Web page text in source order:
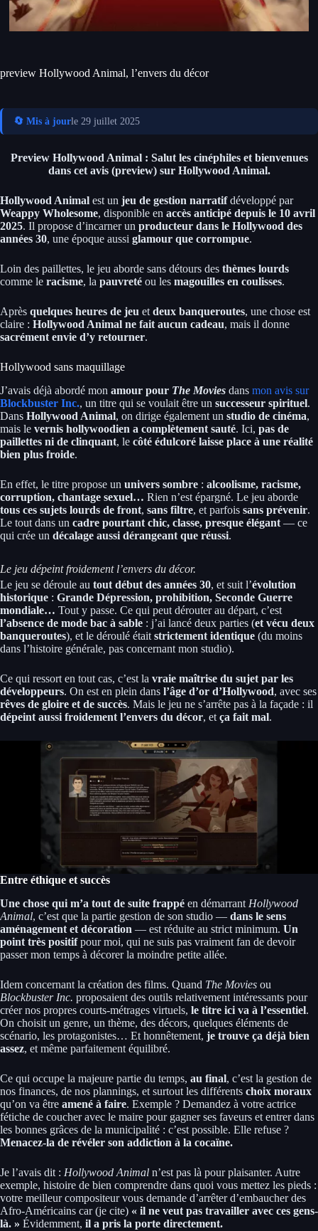
preview Hollywood Animal, l’envers du décor
🔄 Mis à jourle 29 juillet 2025
Preview Hollywood Animal : Salut les cinéphiles et bienvenues
dans cet avis (preview) sur Hollywood Animal.
Hollywood Animal est un jeu de gestion narratifdéveloppé par
Weappy Wholesome, disponible en accès anticipé depuis le 10 avril
2025. Il propose d’incarner un producteur dans le Hollywood des
années 30, une époque aussi glamour que corrompue.
Loin des paillettes, le jeu aborde sans détours des thèmes lourds
comme le racisme, la pauvreté ou les magouilles en coulisses.
Après quelques heures de jeu et deux banqueroutes, une chose est
claire : Hollywood Animal ne fait aucun cadeau, mais il donne
sacrément envie d’y retourner.
Hollywood sans maquillage
J’avais déjà abordé mon amour pour The Movies dans mon avis sur
Blockbuster Inc., un titre qui se voulait être un successeur spirituel.
Dans Hollywood Animal, on dirige également un studio de cinéma,
mais le vernis hollywoodien a complètement sauté. Ici, pas de
paillettes ni de clinquant, le côté édulcoré laisse place à une réalité
bien plus froide.
En effet, le titre propose un univers sombre : alcoolisme, racisme,
corruption, chantage sexuel… Rien n’est épargné. Le jeu aborde
tous ces sujets lourds de front, sans filtre, et parfois sans prévenir.
Le tout dans un cadre pourtant chic, classe, presque élégant — ce
qui crée un décalage aussi dérangeant que réussi.
Le jeu dépeint froidement l’envers du décor.
Le jeu se déroule au tout début des années 30, et suit l’évolution
historique : Grande Dépression, prohibition, Seconde Guerre
mondiale… Tout y passe. Ce qui peut dérouter au départ, c’est
l’absence de mode bac à sable : j’ai lancé deux parties (et vécu deux
banqueroutes), et le déroulé était strictement identique (du moins
dans l’histoire générale, pas concernant mon studio).
Ce qui ressort en tout cas, c’est la vraie maîtrise du sujet par les
développeurs. On est en plein dans l’âge d’or d’Hollywood, avec ses
rêves de gloire et de succès. Mais le jeu ne s’arrête pas à la façade : il
dépeint aussi froidement l’envers du décor, et ça fait mal.
Entre éthique et succès
Une chose qui m’a tout de suite frappé en démarrant Hollywood
Animal, c’est que la partie gestion de son studio — dans le sens
aménagement et décoration — est réduite au strict minimum. Un
point très positifpour moi, qui ne suis pas vraiment fan de devoir
passer mon temps à décorer la moindre petite allée.
Idem concernant la création des films. Quand The Movies ou
Blockbuster Inc. proposaient des outils relativement intéressants pour
créer nos propres courts-métrages virtuels, le titre ici va à l’essentiel.
On choisit un genre, un thème, des décors, quelques éléments de
scénario, les protagonistes… Et honnêtement, je trouve ça déjà bien
assez, et même parfaitement équilibré.
Ce qui occupe la majeure partie du temps, au final, c’est la gestion de
nos finances, de nos plannings, et surtout les différents choix moraux
qu’on va être amené à faire. Exemple ? Demandez à votre actrice
fétiche de coucher avec le maire pour gagner ses faveurs et entrer dans
les bonnes grâces de la municipalité : c’est possible. Elle refuse ?
Menacez-la de révéler son addiction à la cocaïne.
Je l’avais dit : Hollywood Animal n’est pas là pour plaisanter. Autre
exemple, histoire de bien comprendre dans quoi vous mettez les pieds :
votre meilleur compositeur vous demande d’arrêter d’embaucher des
Afro-Américains car (je cite) « il ne veut pas travailler avec ces gens-
là. » Évidemment, il a pris la porte directement.